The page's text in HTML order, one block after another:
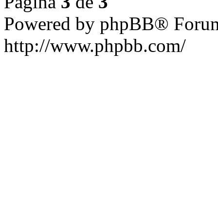
Powered by phpBB®
http://www.phpbb.com/